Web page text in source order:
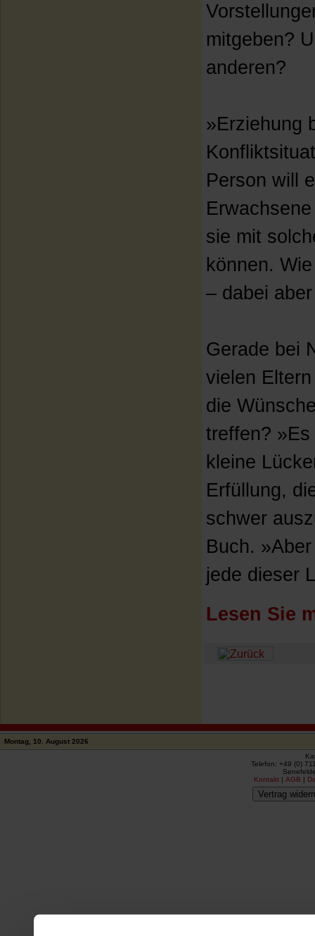
mitgeben?
anderen?
»Erziehung
Person will
sie mit
können.
– dabei
Gerade bei
vielen
die
treffen?
kleine
Erfüllung,
schwer
Buch.
jede dieser
Lesen Sie
Montag, 10. August 2026
Telefon: +49 (0)
Kontakt |AGB |
Vertrag